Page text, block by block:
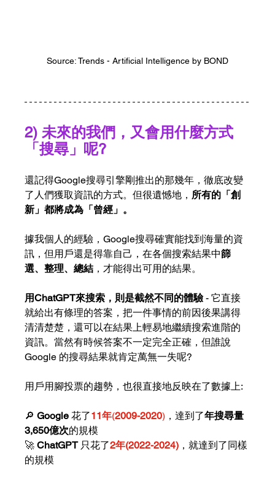
Source: Trends - Artificial Intelligence by BOND
2) 未來的我們，又會用什麼方式
「搜尋」呢?
還記得Google搜尋引擎剛推出的那幾年，徹底改變
了人們獲取資訊的方式。但很遺憾地， 所有的「創
新」都將成為「曾經」。
據我個人的經驗，Google搜尋確實能找到海量的資
訊，但用戶還是得靠自己，在各個搜索結果中篩
選、整理、總結 ，才能得出可用的結果。
用ChatGPT來搜索，則是截然不同的體驗 - 它直接
就給出有條理的答案，把一件事情的前因後果講得
清清楚楚，還可以在結果上輕易地繼續搜索進階的
資訊。當然有時候答案不一定完全正確，但誰說
Google 的搜尋結果就肯定萬無一失呢?
用戶用腳投票的趨勢，也很直接地反映在了數據上:
🔎 Google 花了11年(2009-2020) ，達到了年搜尋量
3,650億次的規模
🚀 ChatGPT 只花了2年(2022-2024) ，就達到了同樣
的規模